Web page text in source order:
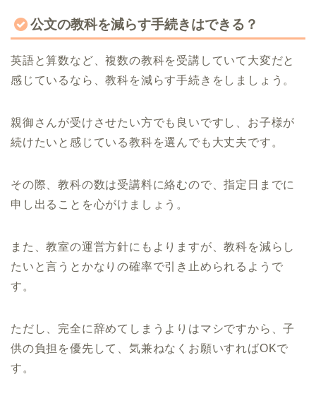
公文の教科を減らす手続きはできる？
英語と算数など、複数の教科を受講していて大変だと
感じているなら、教科を減らす手続きをしましょう。
親御さんが受けさせたい方でも良いですし、お子様が
続けたいと感じている教科を選んでも大丈夫です。
その際、教科の数は受講料に絡むので、指定日までに
申し出ることを心がけましょう。
また、教室の運営方針にもよりますが、教科を減らし
たいと言うとかなりの確率で引き止められるようで
す。
ただし、完全に辞めてしまうよりはマシですから、子
供の負担を優先して、気兼ねなくお願いすればOKで
す。